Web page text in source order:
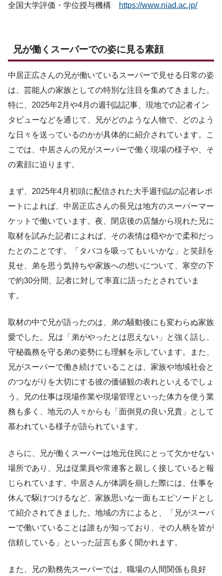
全国大学評価・学位授与機構
https://www.niad.ac.jp/
兄が働くスーパーでの姿に見る素顔
中居正広さんの兄が働いているスーパーで見せる日常の姿
は、芸能人の家族としての特別な注目を集めてきました。
特に、2025年2月や4月の週刊誌記事、現地での記者イン
タビューなどを通じて、兄がどのような人物で、どのよう
な日々を送っているのかが具体的に紹介されています。こ
こでは、中居さんの兄がスーパーで働く現場の様子や、そ
の素顔に迫ります。
まず、2025年4月初頭に配信された大手週刊誌の記者レポ
ートによれば、中居正広さんの長兄は地方のスーパーマー
ケットで働いています。夜、閉店後の店舗から現れた兄に
取材を試みた記者によれば、その表情は穏やかで柔和だっ
たとのことです。「タバコを吸ってもいいかな」と笑顔を
見せ、弟を思う気持ちや家族への想いについて、寒空の下
で約30分間、記者に対して率直に語ったとされていま
す。
取材の中で兄が語ったのは、弟の騒動後にも変わらぬ家族
愛でした。兄は「弟がやったとは思えない」と強く話し、
守秘義務を守る弟の姿勢にも理解を示しています。また、
兄がスーパーで働き続けていることは、家族や地域社会と
のつながりを大切にする彼の価値観の表れといえるでしょ
う。兄の仕事は現場作業や現場管理といった体力を使う業
務も多く、地元の人々からも「面倒見の良い兄貴」として
慕われている様子が語られています。
さらに、兄が働くスーパーは地元住民にとって欠かせない
場所であり、兄は従業員や常連客と親しく接していると報
じられています。中居さんが体調を崩した際には、仕事を
休んで駆けつけるなど、家族思いな一面もエピソードとし
て紹介されてきました。地域の方によると、「兄がスーパ
ーで働いていることは誰もが知っており、その人柄を皆が
信頼している」といった証言も多く聞かれます。
また、兄の勤務先スーパーでは、職場の人間関係も良好